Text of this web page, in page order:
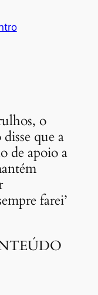
o
que a
de apoio a
farei’